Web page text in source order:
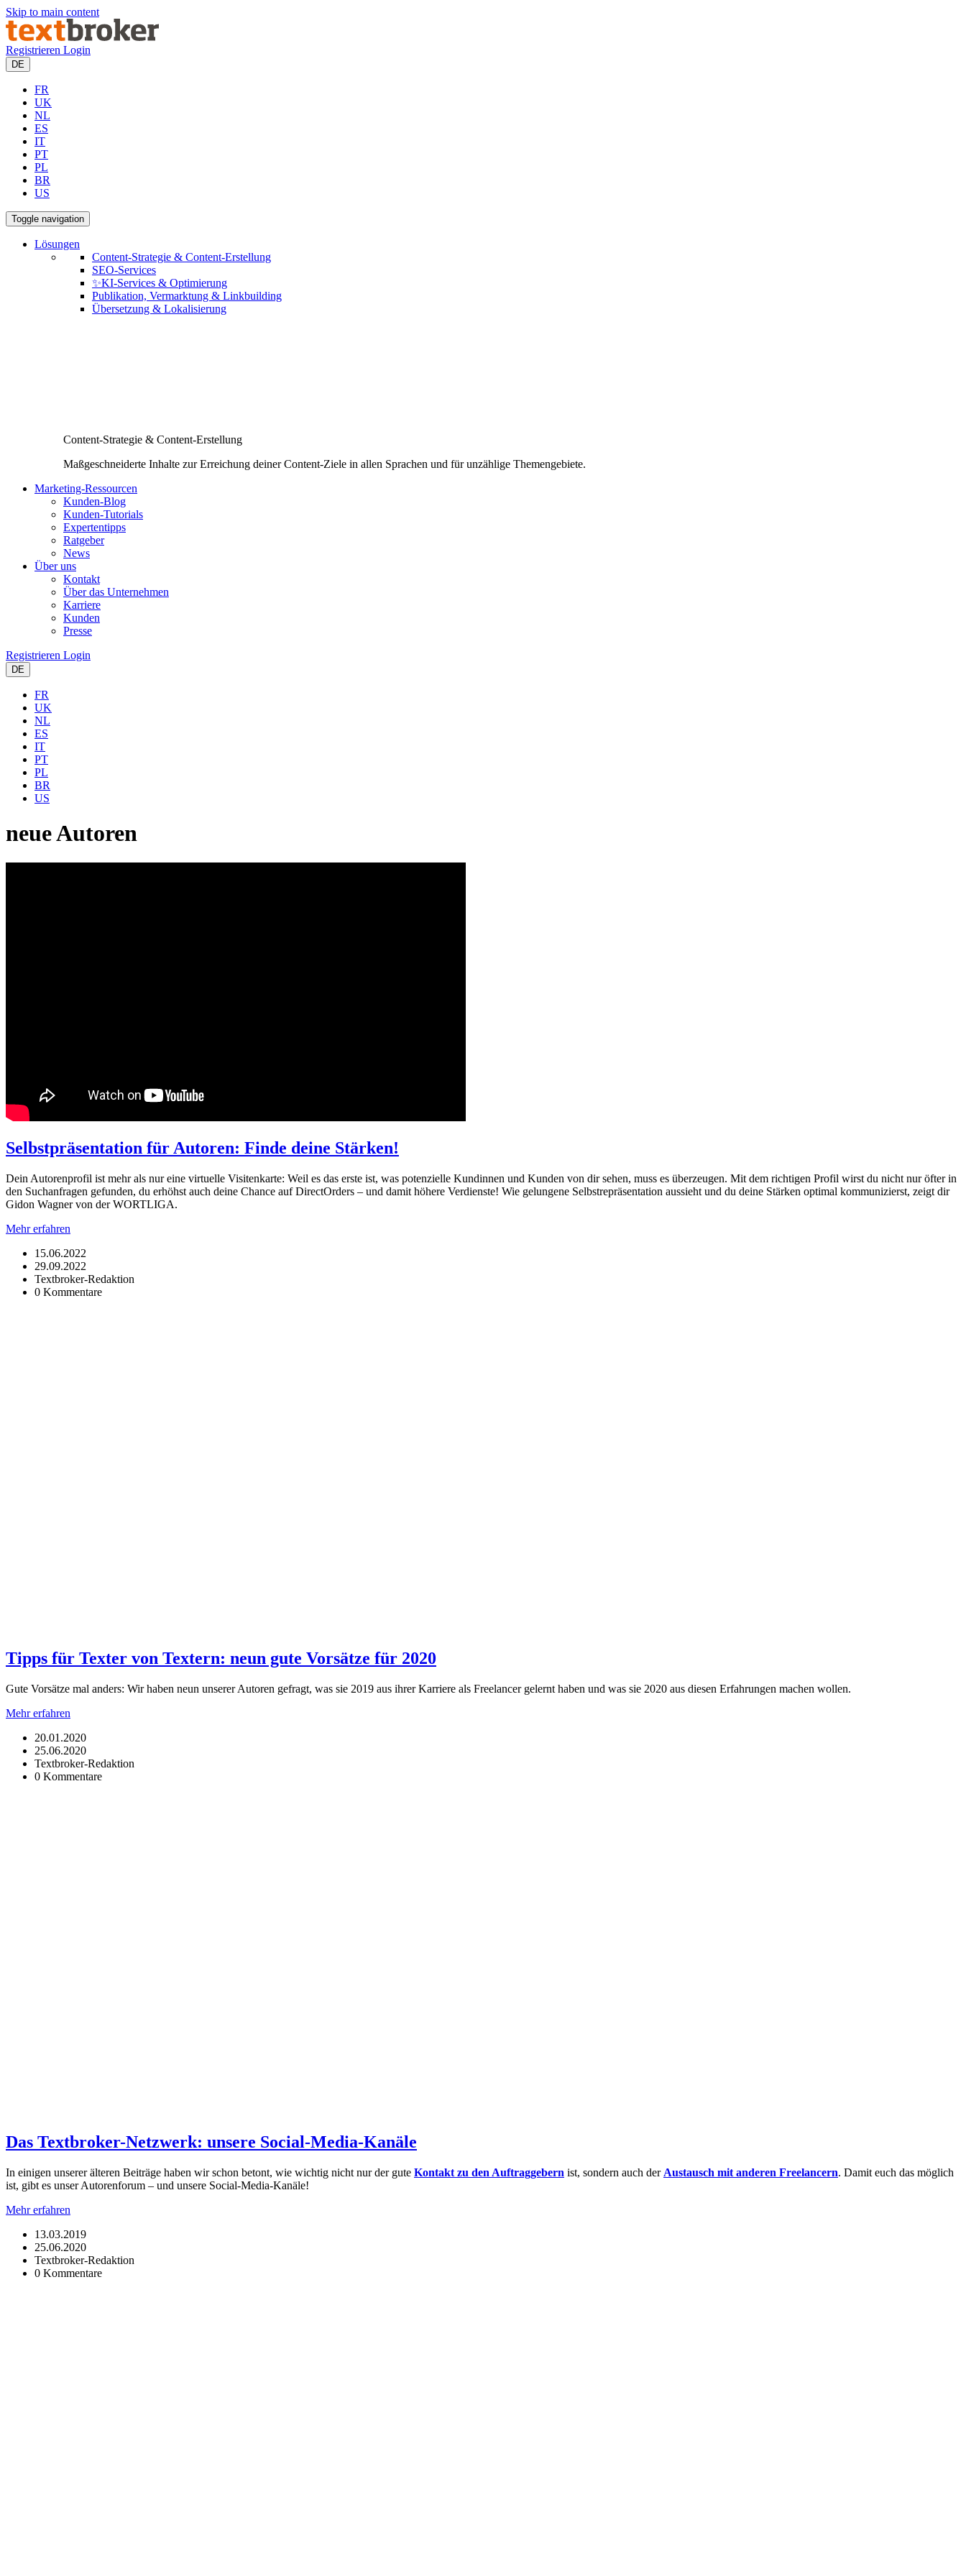
Skip to main content
Registrieren Login
DE
FR
UK
NL
ES
IT
PT
PL
BR
US
Toggle navigation
Lösungen
Content-Strategie & Content-Erstellung
SEO-Services
✨KI-Services & Optimierung
Publikation, Vermarktung & Linkbuilding
Übersetzung & Lokalisierung
Content-Strategie & Content-Erstellung
Maßgeschneiderte Inhalte zur Erreichung deiner Content-Ziele in allen Sprachen und für unzählige Themengebiete.
Marketing-Ressourcen
Kunden-Blog
Kunden-Tutorials
Expertentipps
Ratgeber
News
Über uns
Kontakt
Über das Unternehmen
Karriere
Kunden
Presse
Registrieren Login
DE
FR
UK
NL
ES
IT
PT
PL
BR
US
neue Autoren
Selbstpräsentation für Autoren: Finde deine Stärken!
Dein Autorenprofil ist mehr als nur eine virtuelle Visitenkarte: Weil es das erste ist, was potenzielle Kundinnen und Kunden von dir sehen, muss es überzeugen. Mit dem richtigen Profil wirst du nicht nur öfter in
den Suchanfragen gefunden, du erhöhst auch deine Chance auf DirectOrders – und damit höhere Verdienste! Wie gelungene Selbstrepräsentation aussieht und du deine Stärken optimal kommunizierst, zeigt dir
Gidon Wagner von der WORTLIGA.
Mehr erfahren
15.06.2022
29.09.2022
Textbroker-Redaktion
0 Kommentare
Tipps für Texter von Textern: neun gute Vorsätze für 2020
Gute Vorsätze mal anders: Wir haben neun unserer Autoren gefragt, was sie 2019 aus ihrer Karriere als Freelancer gelernt haben und was sie 2020 aus diesen Erfahrungen machen wollen.
Mehr erfahren
20.01.2020
25.06.2020
Textbroker-Redaktion
0 Kommentare
Das Textbroker-Netzwerk: unsere Social-Media-Kanäle
In einigen unserer älteren Beiträge haben wir schon betont, wie wichtig nicht nur der gute Kontakt zu den Auftraggebern ist, sondern auch der Austausch mit anderen Freelancern. Damit euch das möglich
ist, gibt es unser Autorenforum – und unsere Social-Media-Kanäle!
Mehr erfahren
13.03.2019
25.06.2020
Textbroker-Redaktion
0 Kommentare